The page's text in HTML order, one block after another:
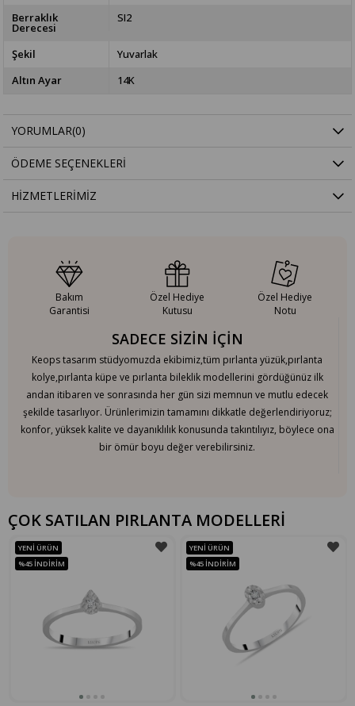
Berraklık
Derecesi
SI2
Şekil
Yuvarlak
Altın Ayar
14K
YORUMLAR(0)
ÖDEME SEÇENEKLERI
HIZMETLERIMIZ
SADECE SİZİN İÇİN
Keops tasarım stüdyomuzda ekibimiz,tüm pırlanta yüzük,pırlanta
kolye,pırlanta küpe ve pırlanta bileklik modellerini gördüğünüz ilk
andan itibaren ve sonrasında her gün sizi memnun ve mutlu edecek
şekilde tasarlıyor. Ürünlerimizin tamamını dikkatle değerlendiriyoruz;
konfor, yüksek kalite ve dayanıklılık konusunda takıntılıyız, böylece ona
bir ömür boyu değer verebilirsiniz.
Bakım
Garantisi
Özel Hediye
Kutusu
Özel Hediye
Notu
ÇOK SATILAN PIRLANTA MODELLERİ
YENI ÜRÜN
%45 İNDIRIM
YENI ÜRÜN
%45 İNDIRIM